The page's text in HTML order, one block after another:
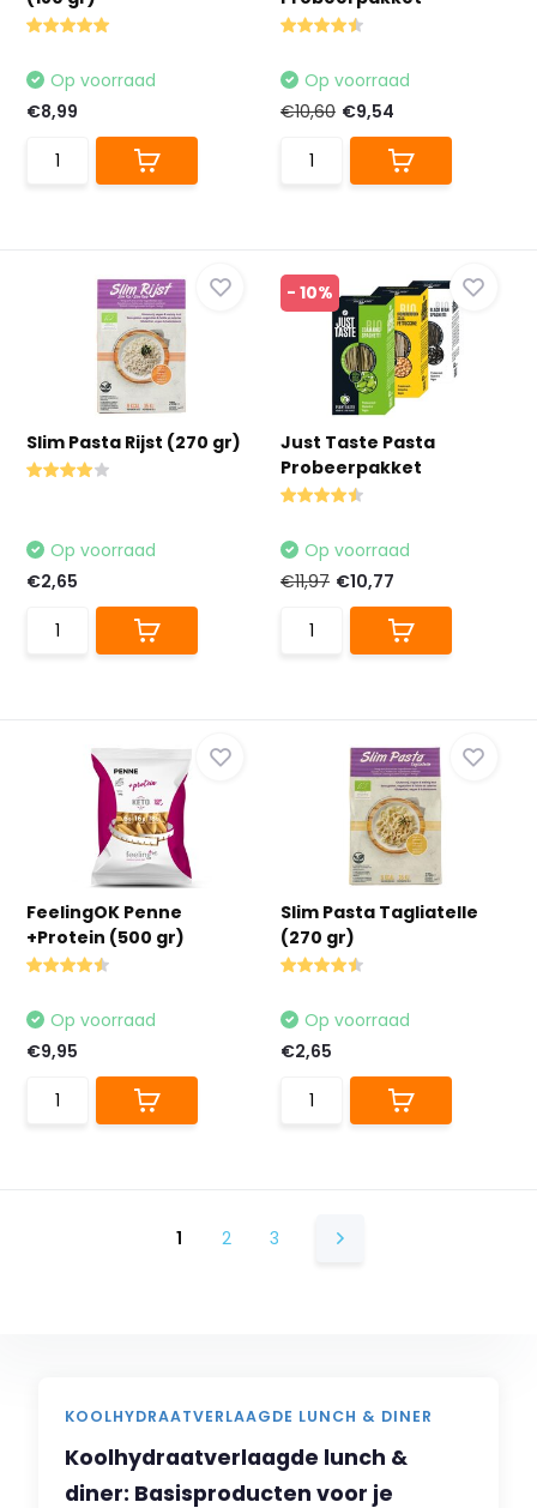
Op voorraad
€8,99
Op voorraad
€10,60 €9,54
Slim Pasta Rijst (270 gr)
Op voorraad
€2,65
- 10%
Just Taste Pasta
Probeerpakket
Op voorraad
€11,97 €10,77
FeelingOK Penne
+Protein (500 gr)
Op voorraad
€9,95
Slim Pasta Tagliatelle
(270 gr)
Op voorraad
€2,65
1 2 3
KOOLHYDRAATVERLAAGDE LUNCH & DINER
Koolhydraatverlaagde lunch &
diner: Basisproducten voor je